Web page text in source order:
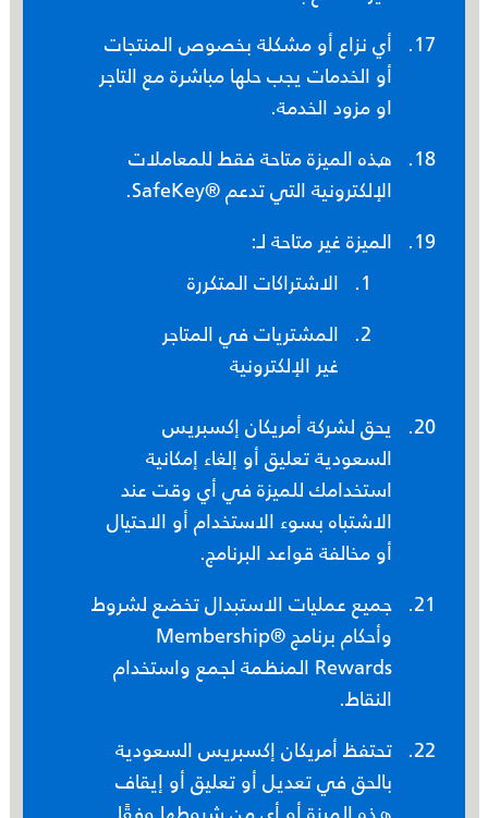
أي نزاع أو مشكلة بخصوص المنتجات
أو الخدمات يجب حلها مباشرة مع التاجر
او مزود الخدمة.
هذه الميزة متاحة فقط للمعاملات
الإلكترونية التي تدعم ®SafeKey.
الميزة غير متاحة لـ:
الاشتراكات المتكررة
المشتريات في المتاجر
غير الإلكترونية
يحق لشركة أمريكان إكسبريس
السعودية تعليق أو إلغاء إمكانية
استخدامك للميزة في أي وقت عند
الاشتباه بسوء الاستخدام أو الاحتيال
أو مخالفة قواعد البرنامج.
جميع عمليات الاستبدال تخضع لشروط
وأحكام برنامج ®Membership
Rewards المنظمة لجمع واستخدام
النقاط.
تحتفظ أمريكان إكسبريس السعودية
بالحق في تعديل أو تعليق أو إيقاف